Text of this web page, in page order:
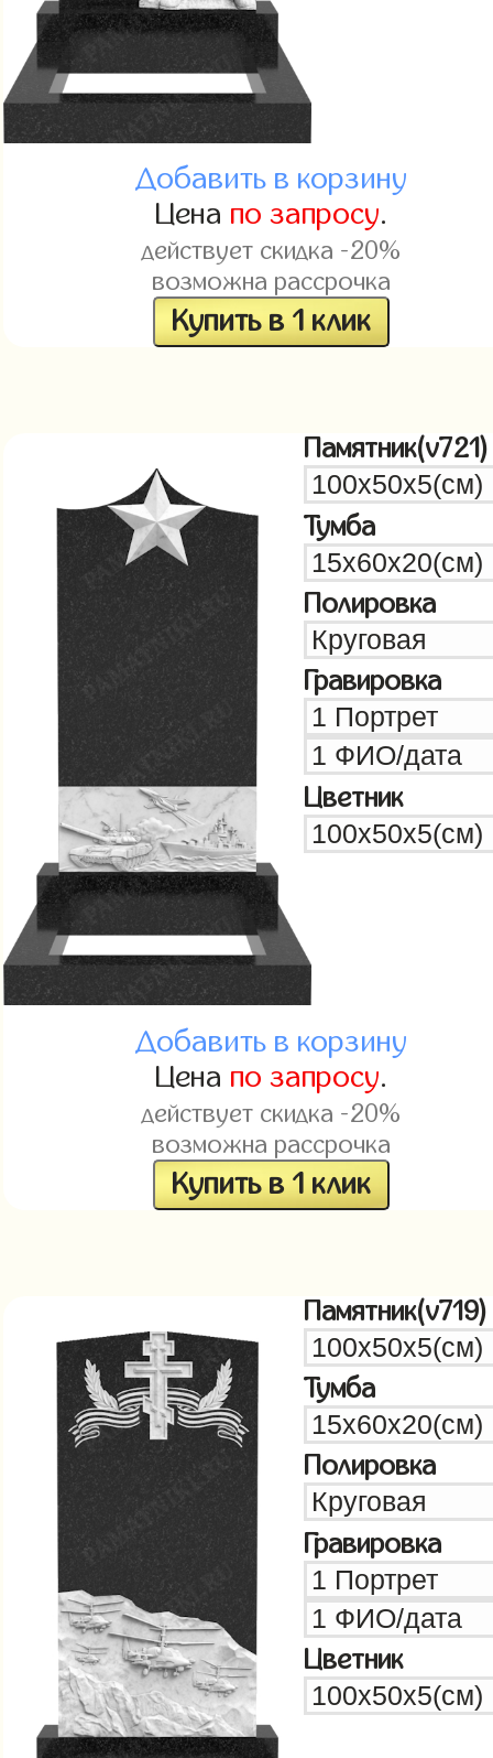
Добавить в корзину
Цена по запросу.
действует скидка -20%
возможна рассрочка
Купить в 1 клик
Памятник(v721)
Тумба
Полировка
Гравировка
Цветник
Добавить в корзину
Цена по запросу.
действует скидка -20%
возможна рассрочка
Купить в 1 клик
Памятник(v719)
Тумба
Полировка
Гравировка
Цветник